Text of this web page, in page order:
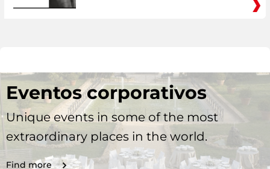
Eventos corporativos
Unique events in some of the most
extraordinary places in the world.
Find more